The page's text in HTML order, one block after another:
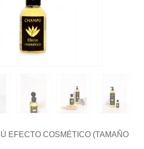
EFECTO COSMÉTICO (TAMAÑO